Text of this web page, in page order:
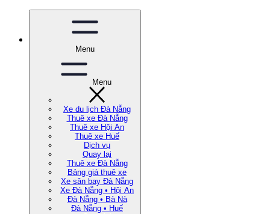
Menu
Menu
Xe du lịch Đà Nẵng
Thuê xe Đà Nẵng
Thuê xe Hội An
Thuê xe Huế
Dịch vụ
Quay lại
Thuê xe Đà Nẵng
Bảng giá thuê xe
Xe sân bay Đà Nẵng
Xe Đà Nẵng • Hội An
Đà Nẵng • Bà Nà
Đà Nẵng • Huế